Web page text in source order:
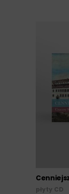
płyty CD